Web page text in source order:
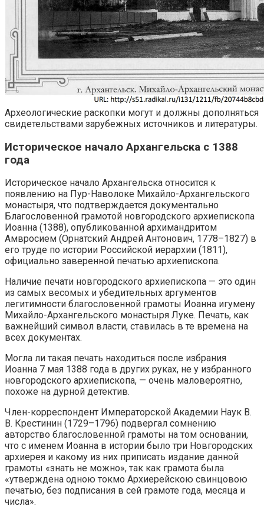
Археологические раскопки могут и должны дополняться
свидетельствами зарубежных источников и литературы.
Историческое начало Архангельска с 1388
года
Историческое начало Архангельска относится к
появлению на Пур-Наволоке Михайло-Архангельского
монастыря, что подтверждается документально
Благословенной грамотой новгородского архиепископа
Иоанна (1388), опубликованной архимандритом
Амвросием (Орнатский Андрей Антонович, 1778–1827) в
его труде по истории Российской иерархии (1811),
официально заверенной печатью архиепископа.
Наличие печати новгородского архиепископа — это один
из самых весомых и убедительных аргументов
легитимности благословенной грамоты Иоанна игумену
Михайло-Архангельского монастыря Луке. Печать, как
важнейший символ власти, ставилась в те времена на
всех документах.
Могла ли такая печать находиться после избрания
Иоанна 7 мая 1388 года в других руках, не у избранного
новгородского архиепископа, — очень маловероятно,
похоже на дурной детектив.
Член-корреспондент Императорской Академии Наук В.
В. Крестинин (1729–1796) подвергал сомнению
авторство благословенной грамоты на том основании,
что с именем Иоанна в истории было три Новгородских
архиерея и какому из них приписать издание данной
грамоты «знать не можно», так как грамота была
«утверждена одною токмо Архиерейскою свинцовою
печатью, без подписания в сей грамоте года, месяца и
числа».